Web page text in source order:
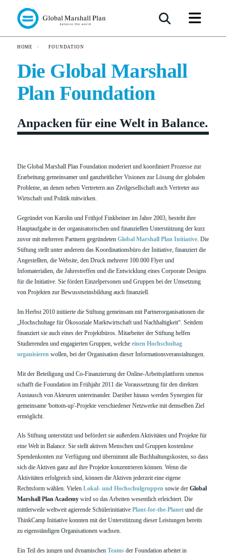
HOME / FOUNDATION
Die Global Marshall
Plan Foundation
Anpacken für eine Welt in Balance.
Die Global Marshall Plan Foundation moderiert und koordiniert Prozesse zur
Erarbeitung gemeinsamer und ganzheitlicher Visionen zur Lösung der globalen
Probleme, an denen neben Vertretern aus Zivilgesellschaft auch Vertreter aus
Wirtschaft und Politik mitwirken.
Gegründet von Karolin und Frithjof Finkbeiner im Jahre 2003, besteht ihre
Hauptaufgabe in der organisatorischen und finanziellen Unterstützung der kurz
zuvor mit mehreren Partnern gegründeten Global Marshall Plan Initiative. Die
Stiftung stellt unter anderem das Koordinationsbüro der Initiative, finanziert die
Angestellten, die Website, den Druck mehrerer 100.000 Flyer und
Infomaterialien, die Jahrestreffen und die Entwicklung eines Corporate Designs
für die Initiative. Sie fördert Einzelpersonen und Gruppen bei der Umsetzung
von Projekten zur Bewusstseinsbildung auch finanziell.
Im Herbst 2010 initiierte die Stiftung gemeinsam mit Partnerorganisationen die
„Hochschultage für Ökosoziale Marktwirtschaft und Nachhaltigkeit“. Seitdem
finanziert sie auch eines der Projektbüros. Mitarbeiter der Stiftung helfen
Studierenden und engagierten Gruppen, welche einen Hochschultag
organisierenwollen, bei der Organisation dieser Informationsveranstaltungen.
Mit der Beteiligung und Co-Finanzierung der Online-Arbeitsplattform smenos
schafft die Foundation im Frühjahr 2011 die Voraussetzung für den direkten
Austausch von Akteuren untereinander. Darüber hinaus werden Synergien für
gemeinsame 'bottom-up'-Projekte verschiedener Netzwerke mit demselben Ziel
ermöglicht.
Als Stiftung unterstützt und befördert sie außerdem Aktivitäten und Projekte für
eine Welt in Balance. Sie stellt aktiven Menschen und Gruppen kostenlose
Spendenkonten zur Verfügung und übernimmt alle Buchhaltungskosten, so dass
sich die Aktiven ganz auf ihre Projekte konzentrieren können. Wenn die
Aktivitäten erfolgreich sind, können die Aktiven jederzeit eine eigene
Rechtsform wählen. Vielen Lokal- und Hochschulgruppensowie der Global
Marshall Plan Academywird so das Arbeiten wesentlich erleichtert. Die
mittlerweile weltweit agierende Schülerinitiative Plant-for-the-Planetund die
ThinkCamp Initiative konnten mit der Unterstützung dieser Leistungen bereits
zu eigenständigen Organisationen wachsen.
Ein Teil des jungen und dynamischen Teamsder Foundation arbeitet in